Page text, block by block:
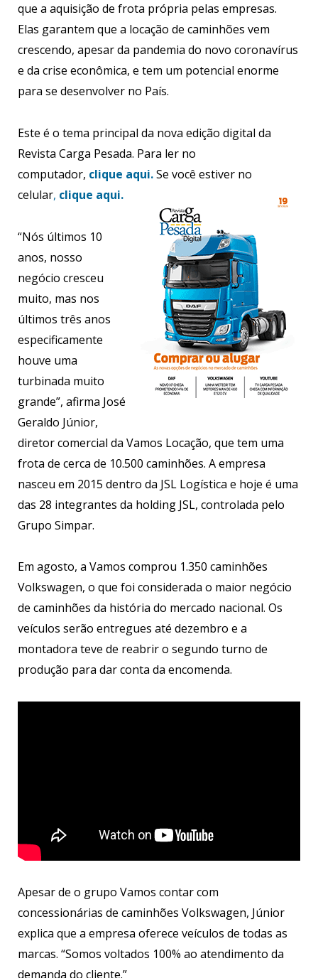
que a aquisição de frota própria pelas empresas.
Elas garantem que a locação de caminhões vem
crescendo, apesar da pandemia do novo coronavírus
e da crise econômica, e tem um potencial enorme
para se desenvolver no País.
Este é o tema principal da nova edição digital da
Revista Carga Pesada. Para ler no
computador, clique aqui.Se você estiver no
celular, clique aqui.
“Nós últimos 10
anos, nosso
negócio cresceu
muito, mas nos
últimos três anos
especificamente
houve uma
turbinada muito
grande”, afirma José
Geraldo Júnior,
diretor comercial da Vamos Locação, que tem uma
frota de cerca de 10.500 caminhões. A empresa
nasceu em 2015 dentro da JSL Logística e hoje é uma
das 28 integrantes da holding JSL, controlada pelo
Grupo Simpar.
Em agosto, a Vamos comprou 1.350 caminhões
Volkswagen, o que foi considerada o maior negócio
de caminhões da história do mercado nacional. Os
veículos serão entregues até dezembro e a
montadora teve de reabrir o segundo turno de
produção para dar conta da encomenda.
Apesar de o grupo Vamos contar com
concessionárias de caminhões Volkswagen, Júnior
explica que a empresa oferece veículos de todas as
marcas. “Somos voltados 100% ao atendimento da
demanda do cliente.”